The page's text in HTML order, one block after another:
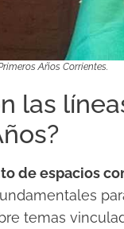
Años Corrientes.
las
de espacios
temas